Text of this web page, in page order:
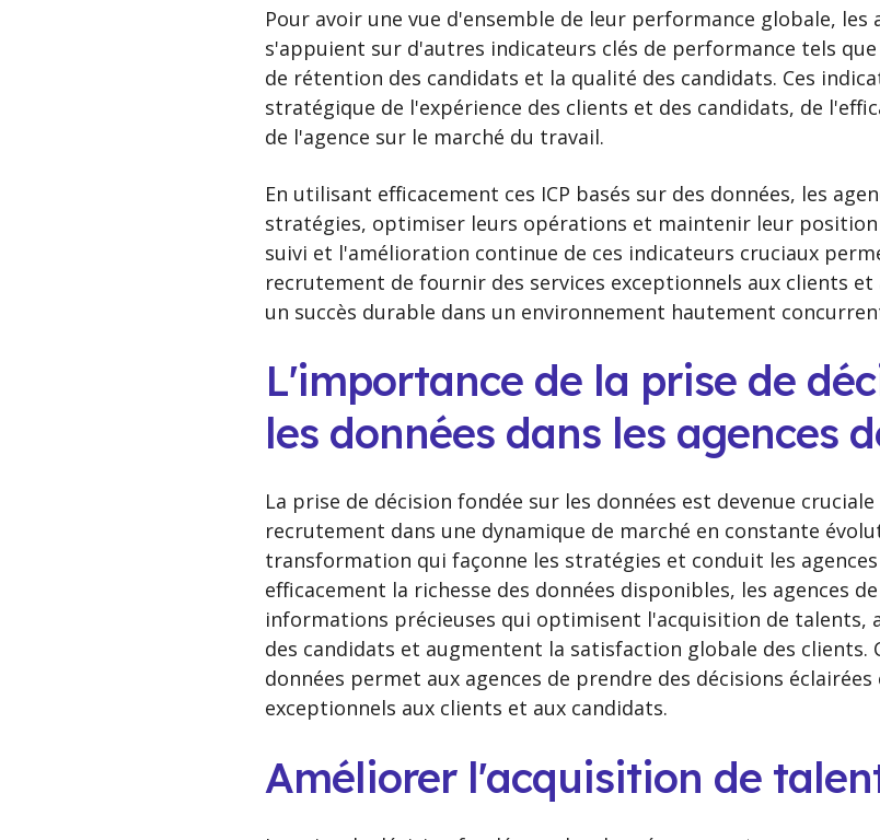
Pour avoir une vue d'ensemble de leur performance globale, les
s'appuient sur d'autres indicateurs clés de performance tels
de rétention des candidats et la qualité des candidats. Ces
stratégique de l'expérience des clients et des candidats, de
de l'agence sur le marché du travail.
En utilisant efficacement ces ICP basés sur des données, les
stratégies, optimiser leurs opérations et maintenir leur position
suivi et l'amélioration continue de ces indicateurs cruciaux
recrutement de fournir des services exceptionnels aux clients
un succès durable dans un environnement hautement
L'importance de la prise de
les données dans les agences
La prise de décision fondée sur les données est devenue
recrutement dans une dynamique de marché en constante
transformation qui façonne les stratégies et conduit les
efficacement la richesse des données disponibles, les agences
informations précieuses qui optimisent l'acquisition de talents,
des candidats et augmentent la satisfaction globale des clients.
données permet aux agences de prendre des décisions
exceptionnels aux clients et aux candidats.
Améliorer l'acquisition de